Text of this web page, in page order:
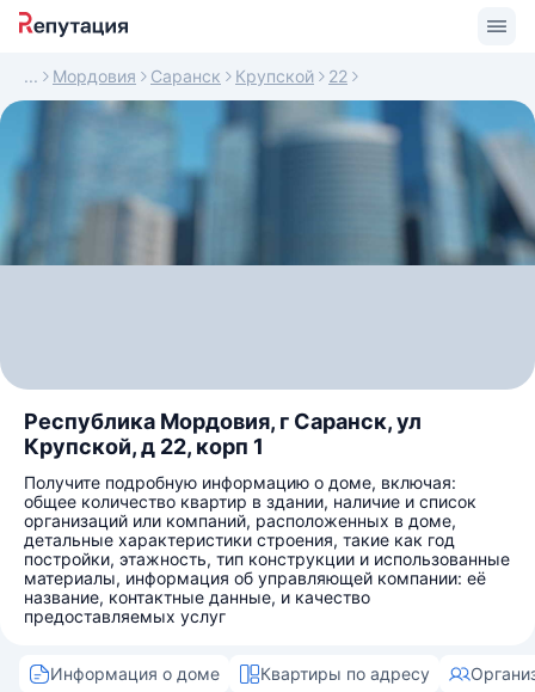
Мордовия Саранск Крупской 22
Республика Мордовия, г Саранск, ул
Крупской, д 22, корп 1
Получите подробную информацию о доме, включая:
общее количество квартир в здании, наличие и список
организаций или компаний, расположенных в доме,
детальные характеристики строения, такие как год
постройки, этажность, тип конструкции и использованные
материалы, информация об управляющей компании: её
название, контактные данные, и качество
предоставляемых услуг
Информация о доме Квартиры по адресу